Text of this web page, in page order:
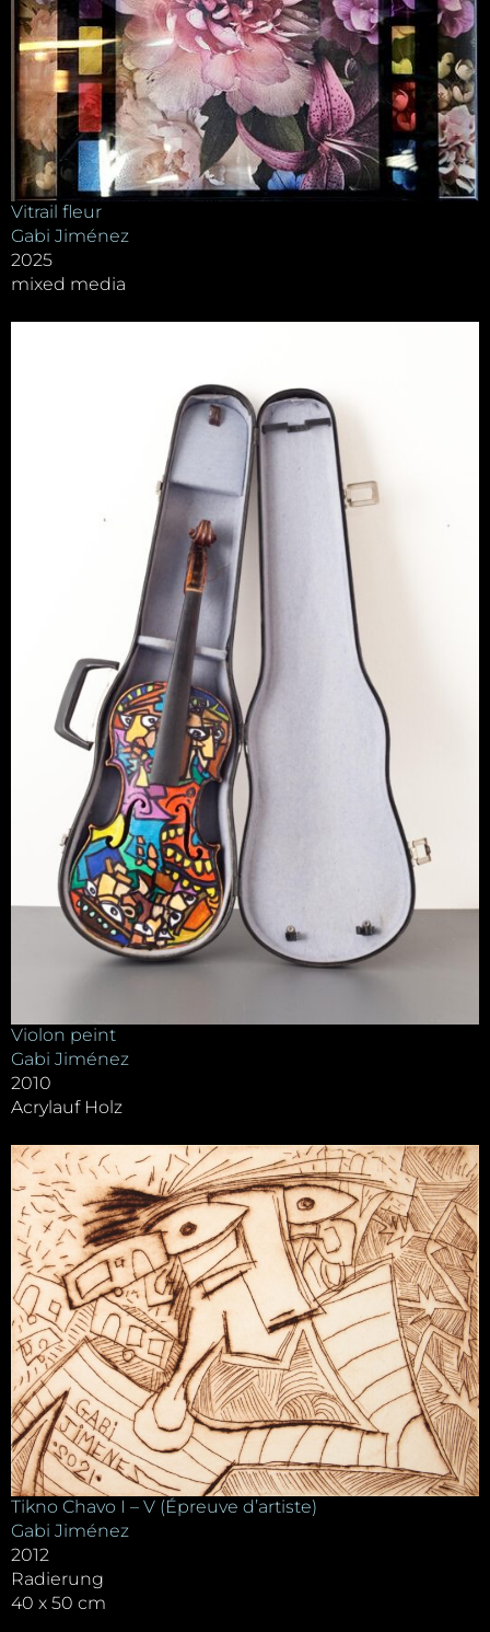
Vitrail fleur
Gabi Jiménez
2025
mixed media
Violon peint
Gabi Jiménez
2010
Acrylauf Holz
Tikno Chavo I – V (Épreuve d’artiste)
Gabi Jiménez
2012
Radierung
40 x 50 cm